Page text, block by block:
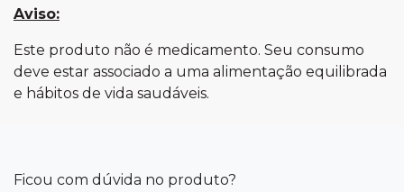
Aviso:
Este produto não é medicamento. Seu consumo
deve estar associado a uma alimentação equilibrada
e hábitos de vida saudáveis.
Ficou com dúvida no produto?